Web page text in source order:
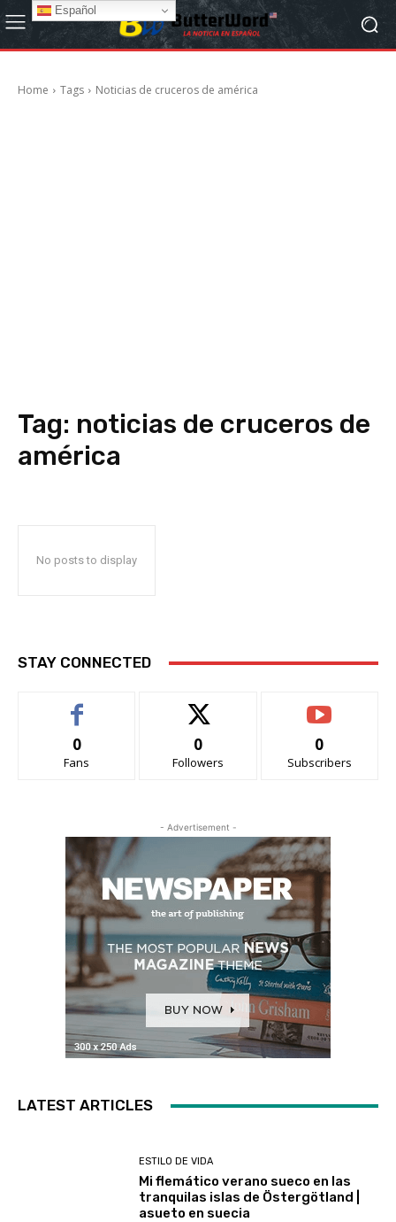
Home Tags Noticias de cruceros de américa
Tag: noticias de cruceros de
américa
No posts to display
STAY CONNECTED
0
Fans
0
Followers
0
Subscribers
- Advertisement -
LATEST ARTICLES
ESTILO DE VIDA
Mi flemático verano sueco en las
tranquilas islas de Östergötland |
asueto en suecia
Español